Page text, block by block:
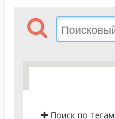
Поиск по тегам